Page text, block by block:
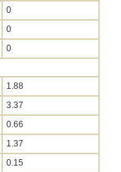
0
0
0
1.88
3.37
0.66
1.37
0.15